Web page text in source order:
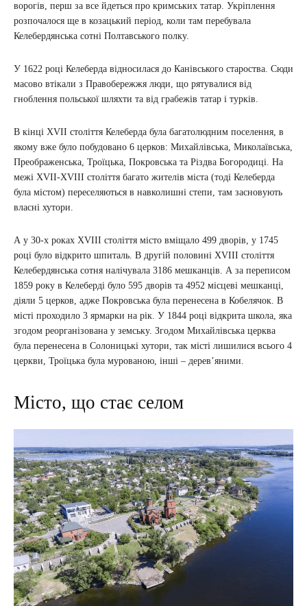
ворогів, перш за все йдеться про кримських татар. Укріплення
розпочалося ще в козацький період, коли там перебувала
Келебердянська сотні Полтавського полку.
У 1622 році Келеберда відносилася до Канівського староства. Сюди
масово втікали з Правобережжя люди, що рятувалися від
гноблення польської шляхти та від грабежів татар і турків.
В кінці XVII століття Келеберда була багатолюдним поселення, в
якому вже було побудовано 6 церков: Михайлівська, Миколаївська,
Преображенська, Троїцька, Покровська та Різдва Богородиці. На
межі XVII-XVIII століття багато жителів міста (тоді Келеберда
була містом) переселяються в навколишні степи, там засновують
власні хутори.
А у 30-х роках XVIII століття місто вміщало 499 дворів, у 1745
році було відкрито шпиталь. В другій половині XVIII століття
Келебердянська сотня налічувала 3186 мешканців. А за переписом
1859 року в Келеберді було 595 дворів та 4952 місцеві мешканці,
діяли 5 церков, адже Покровська була перенесена в Кобелячок. В
місті проходило 3 ярмарки на рік. У 1844 році відкрита школа, яка
згодом реорганізована у земську. Згодом Михайлівська церква
була перенесена в Солоницькі хутори, так місті лишилися всього 4
церкви, Троїцька була мурованою, інші – дерев’яними.
Місто, що стає селом